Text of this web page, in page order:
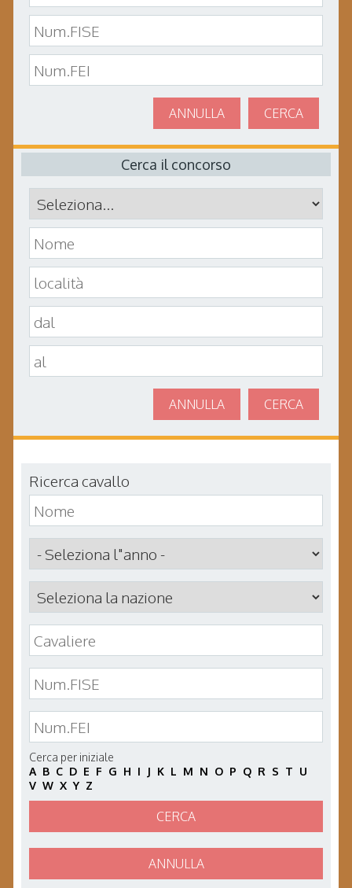
CERCA
ANNULLA
Cerca il concorso
CERCA
ANNULLA
Ricerca cavallo
Cerca per iniziale
A B C D E F G H I J K L M N O P Q R S T U
V W X Y Z
CERCA
ANNULLA